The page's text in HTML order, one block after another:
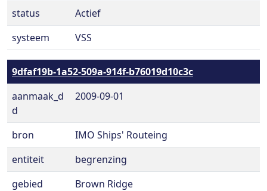
status
Actief
systeem
VSS
9dfaf19b-1a52-509a-914f-b76019d10c3c
aanmaak_d
d
2009-09-01
bron
IMO Ships' Routeing
entiteit
begrenzing
gebied
Brown Ridge